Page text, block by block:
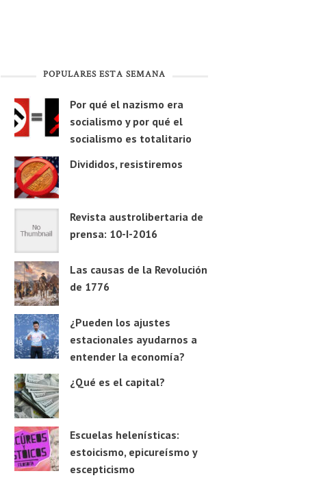
POPULARES ESTA SEMANA
Por qué el nazismo era
socialismo y por qué el
socialismo es totalitario
Divididos, resistiremos
Revista austrolibertaria de
prensa: 10-I-2016
Las causas de la Revolución
de 1776
¿Pueden los ajustes
estacionales ayudarnos a
entender la economía?
¿Qué es el capital?
Escuelas helenísticas:
estoicismo, epicureísmo y
escepticismo